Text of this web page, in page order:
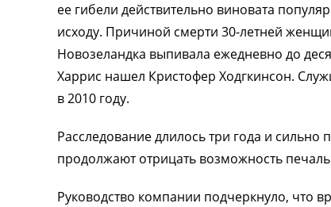
ее гибели действительно виновата
исходу. Причиной смерти 30-летней
Новозеландка выпивала ежедневно до
Харрис нашел Кристофер Ходгкинсон.
в 2010 году.
Расследование длилось три года и сильно
продолжают отрицать возможность
Руководство компании подчеркнуло, что